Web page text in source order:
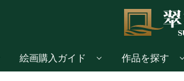
絵画購入ガイド 作品を探す